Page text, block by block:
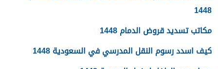
1448
مكاتب تسديد قروض الدمام 1448
كيف اسدد رسوم النقل المدرسي في السعودية 1448